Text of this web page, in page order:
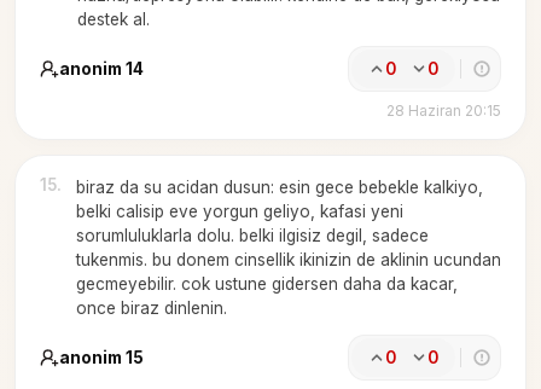
destek al.
anonim 14 0 0
28 Haziran 20:15
15.
biraz da su acidan dusun: esin gece bebekle kalkiyo,
belki calisip eve yorgun geliyo, kafasi yeni
sorumluluklarla dolu. belki ilgisiz degil, sadece
tukenmis. bu donem cinsellik ikinizin de aklinin ucundan
gecmeyebilir. cok ustune gidersen daha da kacar,
once biraz dinlenin.
anonim 15 0 0